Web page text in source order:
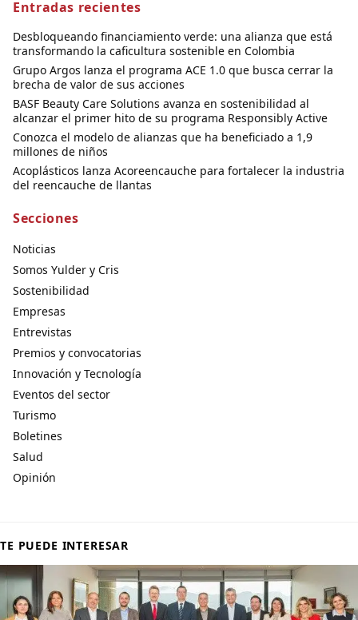
Entradas recientes
Desbloqueando financiamiento verde: una alianza que está
transformando la caficultura sostenible en Colombia
Grupo Argos lanza el programa ACE 1.0 que busca cerrar la
brecha de valor de sus acciones
BASF Beauty Care Solutions avanza en sostenibilidad al
alcanzar el primer hito de su programa Responsibly Active
Conozca el modelo de alianzas que ha beneficiado a 1,9
millones de niños
Acoplásticos lanza Acoreencauche para fortalecer la industria
del reencauche de llantas
Secciones
Noticias
Somos Yulder y Cris
Sostenibilidad
Empresas
Entrevistas
Premios y convocatorias
Innovación y Tecnología
Eventos del sector
Turismo
Boletines
Salud
Opinión
TE PUEDE INTERESAR